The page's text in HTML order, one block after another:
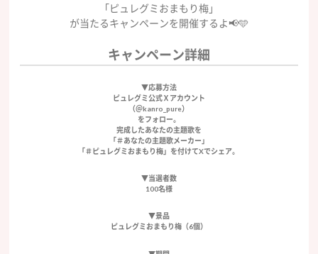
「ピュレグミおまもり梅」
が当たるキャンペーンを開催するよ📢🩵
キャンペーン詳細
▼応募方法
ピュレグミ公式Ｘアカウント
（＠kanro_pure）
をフォロー。
完成したあなたの主題歌を
「＃あなたの主題歌メーカー」
「＃ピュレグミおまもり梅」を付けてXでシェア。
▼当選者数
100名様
▼景品
ピュレグミおまもり梅（6個）